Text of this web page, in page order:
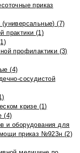
приказ
(7)
практики (1)
профилактики (3)
(4)
сосудистой
кризе (1)
(4)
и оборудования для
приказ №923н (2)